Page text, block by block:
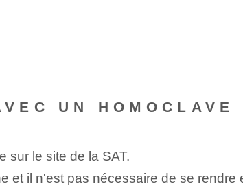
UN HOMOCLAVE
sur le site de la SAT.
et il n'est pas nécessaire de se